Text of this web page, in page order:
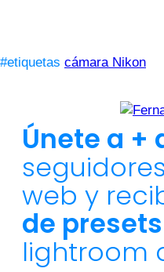
#etiquetas cámara Nikon
Únete a +
web y
de presets
lightroom